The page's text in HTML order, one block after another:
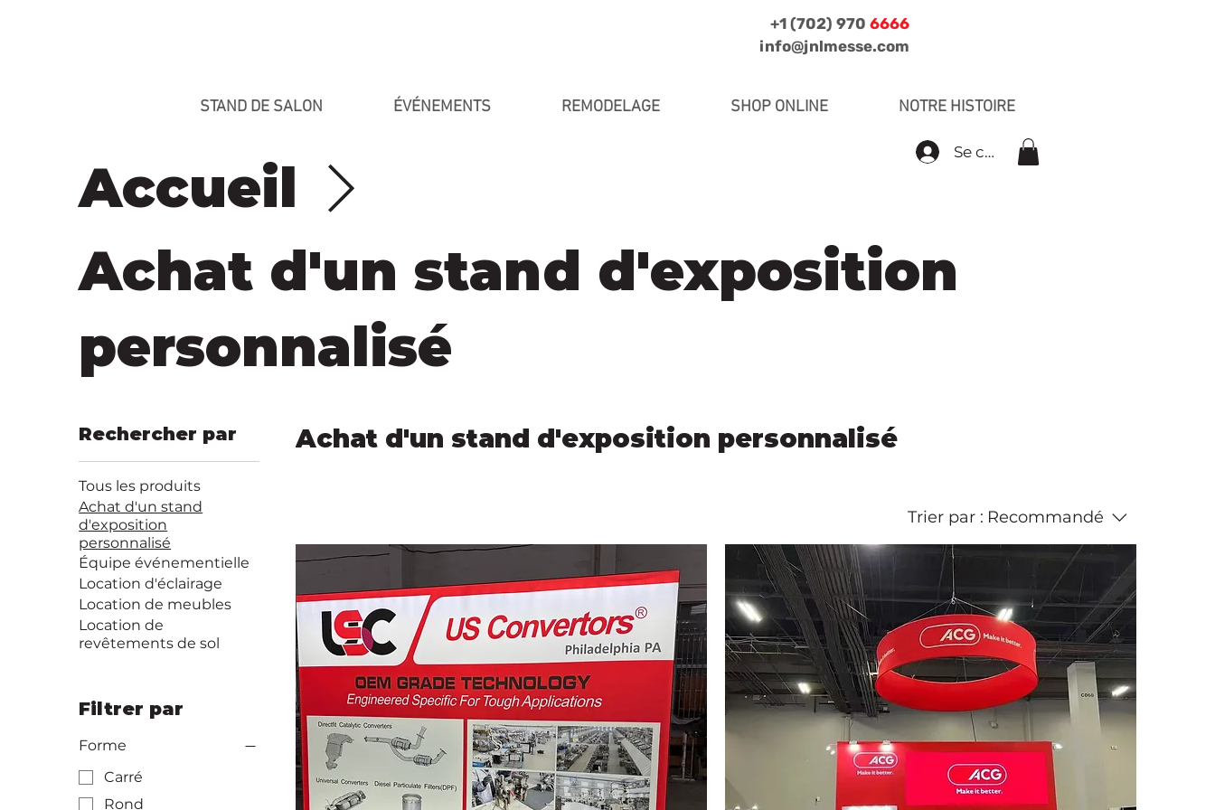
+1 (702) 970 6666
info@jnlmesse.com
STAND DE SALON ÉVÉNEMENTS REMODELAGE SHOP ONLINE NOTRE HISTOIRE
Accueil
Achat d'un stand d'exposition
personnalisé
Rechercher par
Tous les produits
Achat d'un stand
d'exposition
personnalisé
Équipe événementielle
Location d'éclairage
Location de meubles
Location de
revêtements de sol
Filtrer par
Forme
Carré
Rond
Achat d'un stand d'exposition personnalisé
Trier par : Recommandé
Se connecter